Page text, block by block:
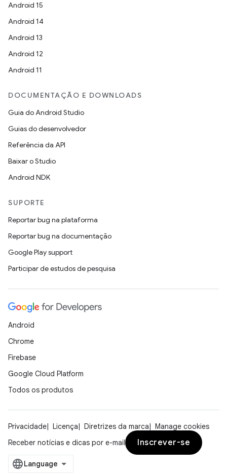
Android 15
Android 14
Android 13
Android 12
Android 11
DOCUMENTAÇÃO E DOWNLOADS
Guia do Android Studio
Guias do desenvolvedor
Referência da API
Baixar o Studio
Android NDK
SUPORTE
Reportar bug na plataforma
Reportar bug na documentação
Google Play support
Participar de estudos de pesquisa
Android
Chrome
Firebase
Google Cloud Platform
Todos os produtos
Privacidade Licença Diretrizes da marca
Manage cookies
Receber notícias e dicas por e-mail
Inscrever-se